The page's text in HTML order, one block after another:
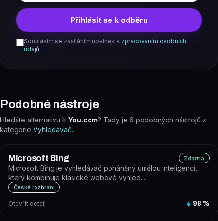
Přihlásit se k odběru
Souhlasím se zasíláním novinek a zpracováním osobních
údajů.
Podobné nástroje
Hledáte alternativu k You.com? Tady je 6 podobných nástrojů z
kategorie Vyhledávač.
Microsoft Bing Zdarma
Microsoft Bing je vyhledávač poháněný umělou inteligencí,
který kombinuje klasické webové vyhled...
České rozhraní
Otevřít detail 98 %